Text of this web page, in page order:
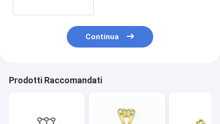
Continua
Prodotti Raccomandati